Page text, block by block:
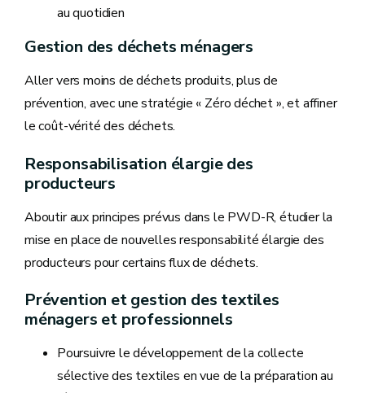
au quotidien
Gestion des déchets ménagers
Aller vers moins de déchets produits, plus de
prévention, avec une stratégie « Zéro déchet », et affiner
le coût-vérité des déchets.
Responsabilisation élargie des
producteurs
Aboutir aux principes prévus dans le PWD-R, étudier la
mise en place de nouvelles responsabilité élargie des
producteurs pour certains flux de déchets.
Prévention et gestion des textiles
ménagers et professionnels
Poursuivre le développement de la collecte
sélective des textiles en vue de la préparation au